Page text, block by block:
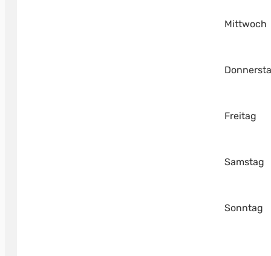
Mittwoch
Freitag
Samstag
Sonntag